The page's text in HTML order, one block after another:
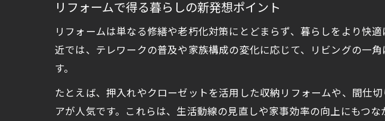
使い勝手を重視
暮らしやすさを追
リフォームで得る暮らしの新発想ポイント
リフォームは単なる修繕や老朽化対策にとどまらず、暮らしをより快
近では、テレワークの普及や家族構成の変化に応じて、リビングの一
す。
たとえば、押入れやクローゼットを活用した収納リフォームや、間仕
アが人気です。これらは、生活動線の見直しや家事効率の向上にもつな